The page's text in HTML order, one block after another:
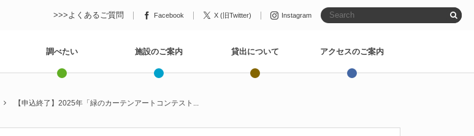
>>>よくあるご質問 Facebook X (旧Twitter) Instagram
調べたい 施設のご案内 貸出について アクセスのご案内
【申込終了】2025年「緑のカーテンアートコンテスト...